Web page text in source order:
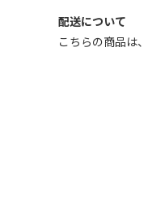
配送について
こちらの商品は